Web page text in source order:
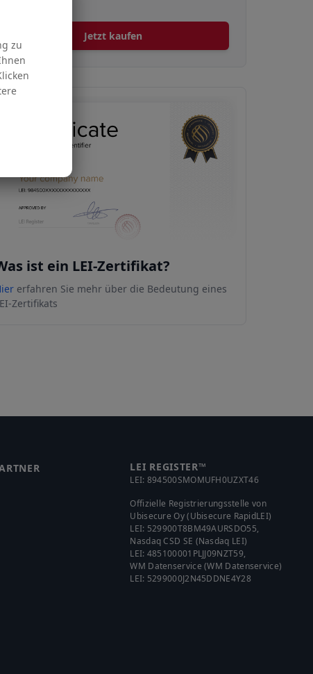
Jetzt kaufen
ist ein LEI-Zertifikat?
erfahren Sie mehr über die Bedeutung eines
Zertifikats
LEI REGISTER™
LEI: 894500SMOMUFH0UZXT46
Offizielle Registrierungsstelle von
Ubisecure Oy (Ubisecure RapidLEI)
LEI: 529900T8BM49AURSDO55,
Nasdaq CSD SE (Nasdaq LEI)
LEI: 485100001PLJJ09NZT59,
WM Datenservice (WM Datenservice)
LEI: 5299000J2N45DDNE4Y28
zu